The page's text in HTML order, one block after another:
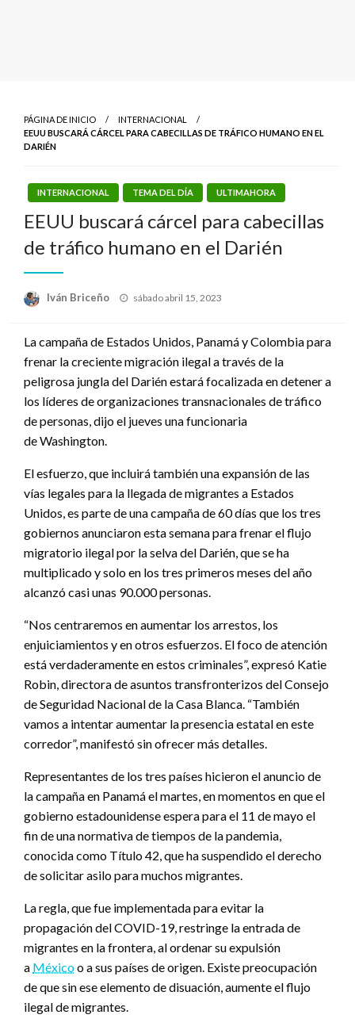
PÁGINA DE INICIO
INTERNACIONAL
EEUU BUSCARÁ CÁRCEL PARA CABECILLAS DE TRÁFICO HUMANO EN EL
DARIÉN
INTERNACIONAL TEMA DEL DÍA ULTIMAHORA
EEUU buscará cárcel para cabecillas
de tráfico humano en el Darién
Iván Briceño
Publicado
sábado abril 15, 2023
La campaña de Estados Unidos, Panamá y Colombia para
frenar la creciente migración ilegal a través de la
peligrosa jungla del Darién estará focalizada en detener a
los líderes de organizaciones transnacionales de tráfico
de personas, dijo el jueves una funcionaria
de Washington.
El esfuerzo, que incluirá también una expansión de las
vías legales para la llegada de migrantes a Estados
Unidos, es parte de una campaña de 60 días que los tres
gobiernos anunciaron esta semana para frenar el flujo
migratorio ilegal por la selva del Darién, que se ha
multiplicado y solo en los tres primeros meses del año
alcanzó casi unas 90.000 personas.
“Nos centraremos en aumentar los arrestos, los
enjuiciamientos y en otros esfuerzos. El foco de atención
está verdaderamente en estos criminales”, expresó Katie
Robin, directora de asuntos transfronterizos del Consejo
de Seguridad Nacional de la Casa Blanca. “También
vamos a intentar aumentar la presencia estatal en este
corredor”, manifestó sin ofrecer más detalles.
Representantes de los tres países hicieron el anuncio de
la campaña en Panamá el martes, en momentos en que el
gobierno estadounidense espera para el 11 de mayo el
fin de una normativa de tiempos de la pandemia,
conocida como Título 42, que ha suspendido el derecho
de solicitar asilo para muchos migrantes.
La regla, que fue implementada para evitar la
propagación del COVID-19, restringe la entrada de
migrantes en la frontera, al ordenar su expulsión
a Méxicoo a sus países de origen. Existe preocupación
de que sin ese elemento de disuación, aumente el flujo
ilegal de migrantes.